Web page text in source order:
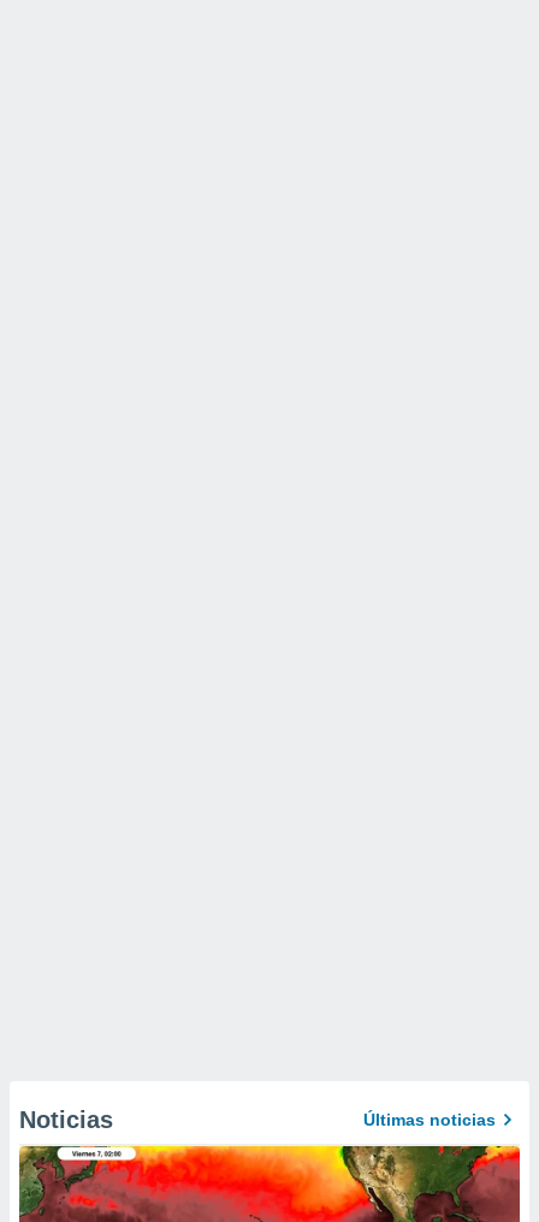
Noticias Últimas noticias